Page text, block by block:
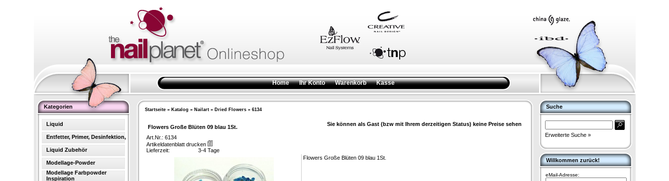
Home Ihr Konto Warenkorb Kasse
Kategorien
Liquid
Entfetter, Primer, Desinfektion,
Liquid Zubehör
Modellage-Powder
Modellage Farbpowder
Inspiration
Startseite» Katalog » Nailart» Dried Flowers» 6134
Flowers Große Blüten 09 blau 1St. Sie können als Gast (bzw mit Ihrem derzeitigen Status) keine Preise sehen
Art.Nr.: 6134
Artikeldatenblatt drucken
Lieferzeit:
3-4 Tage
Flowers Große Blüten 09 blau 1St.
Suche
Erweiterte Suche »
Willkommen zurück!
eMail-Adresse: